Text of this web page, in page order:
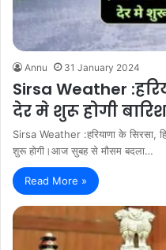
Annu 31 January 2024
Sirsa Weather
देर मे शुरू होगी
Sirsa Weather :हरियाणा के सिरसा,
शुरू होगी।आज सुबह से मौसम बदला…
Read More »